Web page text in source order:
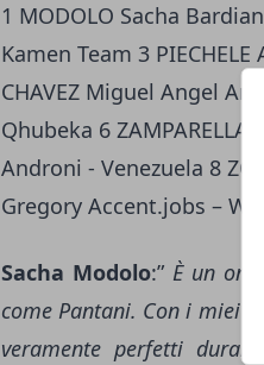
1 MODOLO Sacha
Kamen Team 3
CHAVEZ Miguel Angel
Qhubeka 6 ZAMPARELLA
Androni - Venezuela 8
Gregory Accent.jobs –
Sacha Modolo:” È un
come Pantani. Con i miei
veramente perfetti